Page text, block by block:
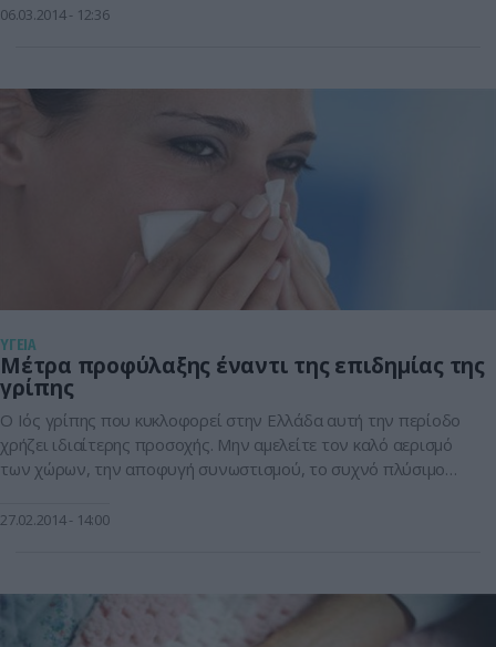
υγείας ερμηνεύεται ως πρώιμη διάγνωση των παθολογικών
06.03.2014 12:36
ΥΓΕΙΑ
Μέτρα προφύλαξης έναντι της επιδημίας της
γρίπης
Ο Ιός γρίπης που κυκλοφορεί στην Ελλάδα αυτή την περίοδο
χρήζει ιδιαίτερης προσοχής. Μην αμελείτε τον καλό αερισμό
των χώρων, την αποφυγή συνωστισμού, το συχνό πλύσιμο
στο κάπνισμα, την αποφυγή επαφής των χεριών με μάτια
27.02.2014 14:00